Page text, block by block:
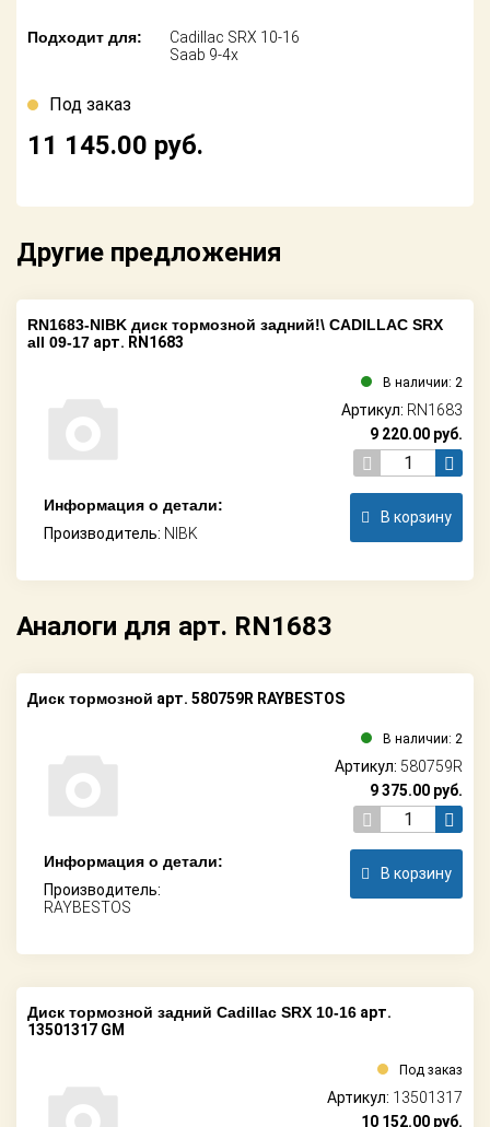
Партнерство и
Акции
Как оформить
Подходит для:
Cadillac SRX 10-16
Saab 9-4x
Под заказ
11 145.00 руб.
Другие предложения
RN1683-NIBK диск тормозной задний!\ CADILLAC SRX
all 09-17 арт. RN1683
Информация о детали:
Производитель: NIBK
В наличии: 2
Артикул: RN1683
9 220.00 руб.
В корзину
Аналоги для арт. RN1683
Диск тормозной задний Cadillac SRX 10-16 арт.
13501317 GM
Под заказ
Артикул: 13501317
10 152.00 руб.
Диск тормозной арт. 580759R RAYBESTOS
Информация о детали:
Производитель:
RAYBESTOS
В наличии: 2
Артикул: 580759R
9 375.00 руб.
В корзину